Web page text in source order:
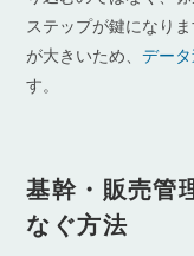
ステップが鍵になり
が大きいため、デー
す。
基幹・販売管
なぐ方法